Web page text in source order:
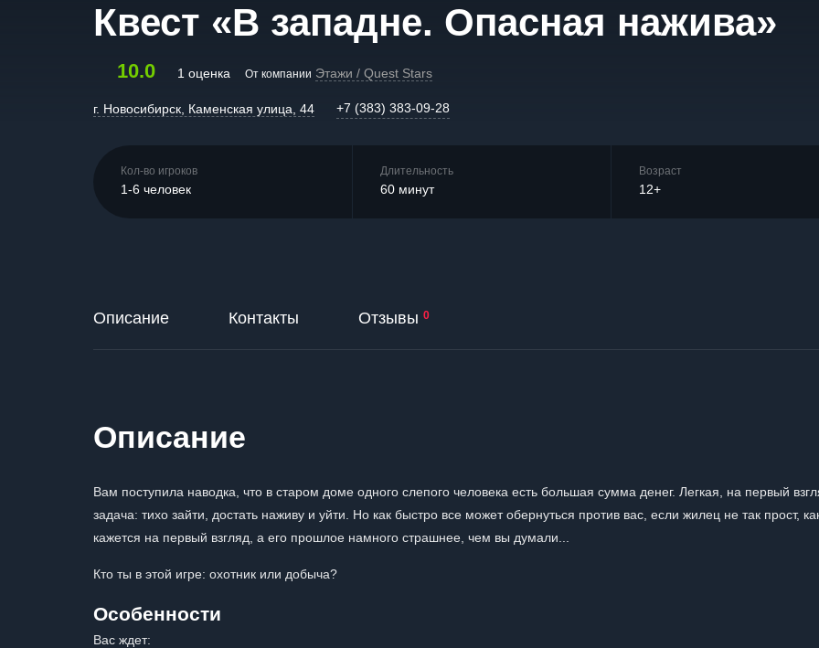
Квест «В западне. Опасная нажива»
10.0 1 оценка От компании Этажи / Quest Stars
г. Новосибирск, Каменская улица, 44 +7 (383) 383-09-28
Кол-во игроков
1-6 человек
Длительность
60 минут
Возраст
12+
Описание Контакты Отзывы 0
Описание
Вам поступила наводка, что в старом доме одного слепого человека есть большая сумма денег. Легкая, на первый
задача: тихо зайти, достать наживу и уйти. Но как быстро все может обернуться против вас, если жилец не так прост,
кажется на первый взгляд, а его прошлое намного страшнее, чем вы думали...
Кто ты в этой игре: охотник или добыча?
Особенности
Вас ждет: